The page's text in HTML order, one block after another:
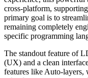
cross-platform,
primary goal is to
remaining completely
specific programming
The standout feature of
(UX) and a clean
features like Auto-layers,